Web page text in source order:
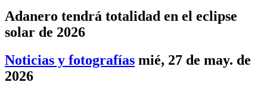
Adanero tendrá totalidad en el eclipse
solar de 2026
Noticias y fotografías mié, 27 de may. de
2026